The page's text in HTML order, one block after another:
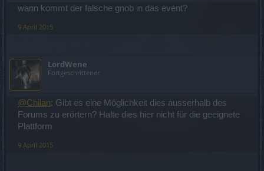
wann kommt der falsche gnob in das event?
9 April 2015
LordWene
Fortgeschrittener
@Chilan: Gibt es eine Möglichkeit dies ausserhalb des
Forums zu erörtern? Halte dies hier nicht für die geeignete
Plattform
9 April 2015